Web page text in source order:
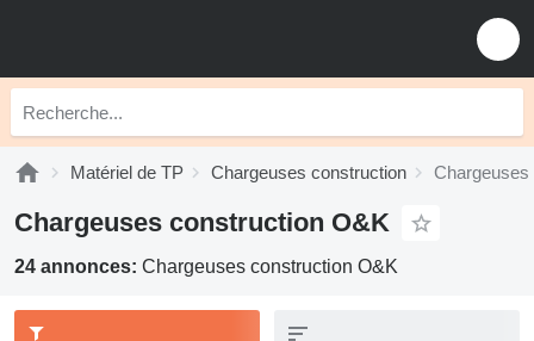
Matériel de TP Chargeuses construction
Chargeuses construction O&K
24 annonces: Chargeuses construction O&K